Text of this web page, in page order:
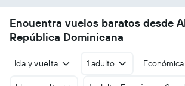
Encuentra vuelos baratos desde
República Dominicana
Ida y vuelta 1 adulto Económica